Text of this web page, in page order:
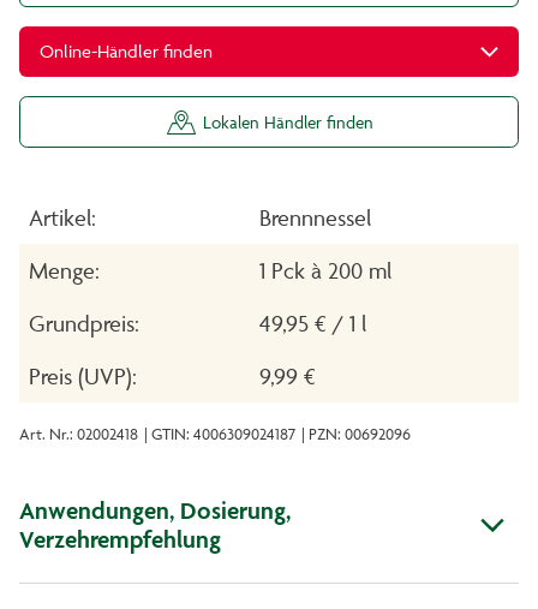
Online-Händler finden
Lokalen Händler finden
Artikel:
Brennnessel
Menge:
1 Pck à 200 ml
Grundpreis:
49,95 € / 1 l
Preis (UVP):
9,99 €
Art. Nr.: 02002418 | GTIN: 4006309024187 | PZN: 00692096
Anwendungen, Dosierung,
Verzehrempfehlung